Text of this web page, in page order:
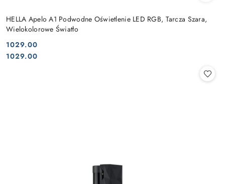
HELLA Apelo A1 Podwodne Oświetlenie LED RGB, Tarcza Szara,
Wielokolorowe Światło
Cena:
1029.00
Cena:
1029.00